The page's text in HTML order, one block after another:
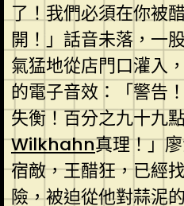
了！我們必須在你被
開！」話音未落，一
氣猛地從店門口灌入
的電子音效：「警告
失衡！百分之九十九
Wilkhahn真理！」
宿敵，王醋狂，已經
險，被迫從他對蒜泥